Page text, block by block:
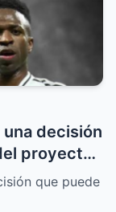
decisión
proyecto
que puede